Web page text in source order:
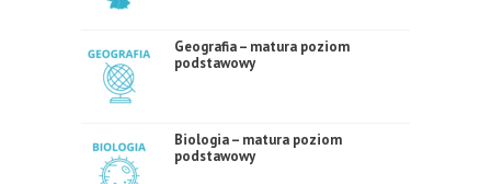
Geografia – matura poziom
podstawowy
Biologia – matura poziom
podstawowy